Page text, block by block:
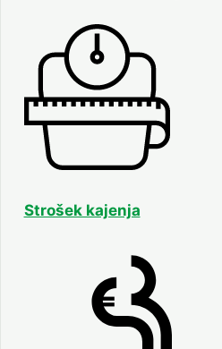
Strošek kajenja